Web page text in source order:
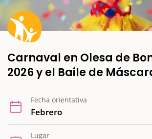
Carnaval en Olesa de
2026 y el Baile de
Fecha orientativa
Febrero
Lugar